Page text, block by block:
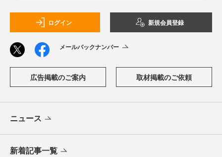
ログイン 新規会員登録
メールバックナンバー
広告掲載のご案内 取材掲載のご依頼
ニュース
新着記事一覧